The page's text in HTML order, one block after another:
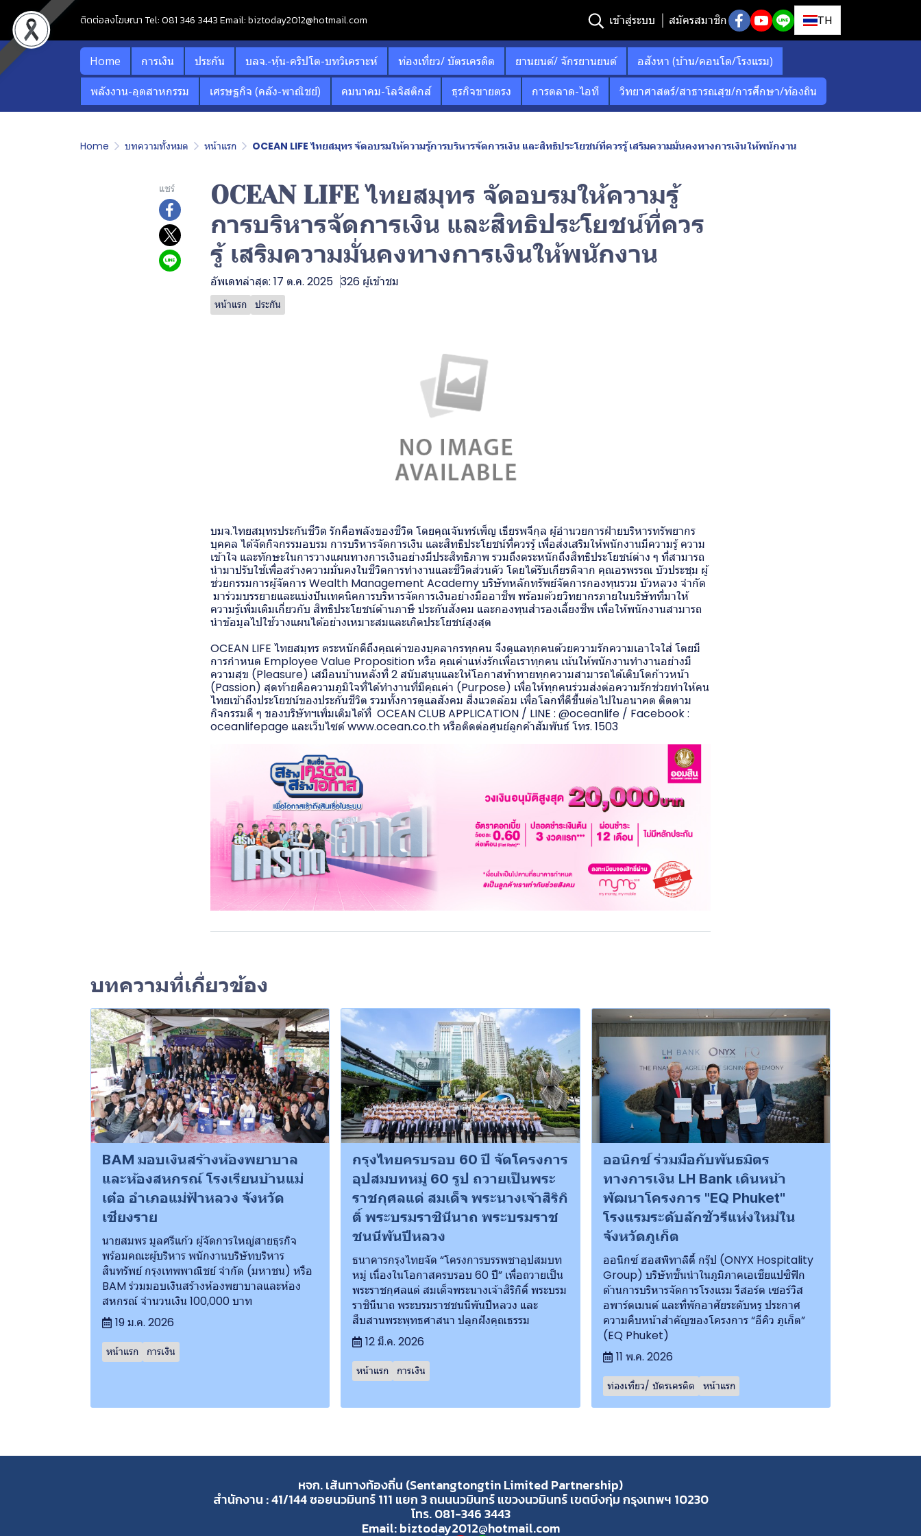
ติดต่อลงโฆษณา Tel: 081 346 3443 Email: biztoday2012@hotmail.com เข้าสู่ระบบ สมัครสมาชิก TH
Home การเงิน ประกัน บลจ.-หุ้น-คริปโต-บทวิเคราะห์ ท่องเที่ยว/ บัตรเครดิต ยานยนต์/ จักรยานยนต์
อสังหา (บ้าน/คอนโด/โรงแรม)
พลังงาน-อุตสาหกรรม
เศรษฐกิจ (คลัง-พาณิชย์) คมนาคม-โลจิสติกส์ ธุรกิจขายตรง การตลาด-ไอที วิทยาศาสตร์/สาธารณสุข/การศึกษา/ท้องถิน
Home บทความทั้งหมด หน้าแรก OCEAN LIFE ไทยสมุทร จัดอบรมให้ความรู้การบริหารจัดการเงิน และสิทธิประโยชน์ที่ควรรู้ เสริมความมั่นคงทางการเงินให้พนักงาน
แชร์
OCEAN LIFE ไทยสมุทร จัดอบรมให้ความรู้
การบริหารจัดการเงิน และสิทธิประโยชน์ที่ควร
รู้ เสริมความมั่นคงทางการเงินให้พนักงาน
อัพเดทล่าสุด: 17 ต.ค. 2025 326 ผู้เข้าชม
หน้าแรก ประกัน
บมจ.ไทยสมุทรประกันชีวิต รักคือพลังของชีวิต โดยคุณจันทร์เพ็ญ เธียรพจีกุล ผู้อำนวยการฝ่ายบริหารทรัพยากร
บุคคล ได้จัดกิจกรรมอบรม การบริหารจัดการเงิน และสิทธิประโยชน์ที่ควรรู้ เพื่อส่งเสริมให้พนักงานมีความรู้ ความ
เข้าใจ และทักษะในการวางแผนทางการเงินอย่างมีประสิทธิภาพ รวมถึงตระหนักถึงสิทธิประโยชน์ต่าง ๆ ที่สามารถ
นำมาปรับใช้เพื่อสร้างความมั่นคงในชีวิตการทำงานและชีวิตส่วนตัว โดยได้รับเกียรติจาก คุณอรพรรณ บัวประชุม ผู้
ช่วยกรรมการผู้จัดการ Wealth Management Academy บริษัทหลักทรัพย์จัดการกองทุนรวม บัวหลวง จำกัด
มาร่วมบรรยายและแบ่งปันเทคนิคการบริหารจัดการเงินอย่างมืออาชีพ พร้อมด้วยวิทยากรภายในบริษัทที่มาให้
ความรู้เพิ่มเติมเกี่ยวกับ สิทธิประโยชน์ด้านภาษี ประกันสังคม และกองทุนสำรองเลี้ยงชีพ เพื่อให้พนักงานสามารถ
นำข้อมูลไปใช้วางแผนได้อย่างเหมาะสมและเกิดประโยชน์สูงสุด
OCEAN LIFE ไทยสมุทร ตระหนักดีถึงคุณค่าของบุคลากรทุกคน จึงดูแลทุกคนด้วยความรักความเอาใจใส่ โดยมี
การกำหนด Employee Value Proposition หรือ คุณค่าแห่งรักเพื่อเราทุกคน เน้นให้พนักงานทำงานอย่างมี
ความสุข (Pleasure) เสมือนบ้านหลังที่ 2 สนับสนุนและให้โอกาสท้าทายทุกความสามารถได้เติบโตก้าวหน้า
(Passion) สุดท้ายคือความภูมิใจที่ได้ทำงานที่มีคุณค่า (Purpose) เพื่อให้ทุกคนร่วมส่งต่อความรักช่วยทำให้คน
ไทยเข้าถึงประโยชน์ของประกันชีวิต รวมทั้งการดูแลสังคม สิ่งแวดล้อม เพื่อโลกที่ดีขึ้นต่อไปในอนาคต ติดตาม
กิจกรรมดี ๆ ของบริษัทฯเพิ่มเติมได้ที่ OCEAN CLUB APPLICATION / LINE : @oceanlife / Facebook :
oceanlifepage และเว็บไซต์ www.ocean.co.th หรือติดต่อศูนย์ลูกค้าสัมพันธ์ โทร. 1503
บทความที่เกี่ยวข้อง
BAM มอบเงินสร้างห้องพยาบาล
และห้องสหกรณ์ โรงเรียนบ้านแม่
เต๋อ อำเภอแม่ฟ้าหลวง จังหวัด
เชียงราย
นายสมพร มูลศรีแก้ว ผู้จัดการใหญ่สายธุรกิจ
พร้อมคณะผู้บริหาร พนักงานบริษัทบริหาร
สินทรัพย์ กรุงเทพพาณิชย์ จำกัด (มหาชน) หรือ
BAM ร่วมมอบเงินสร้างห้องพยาบาลและห้อง
สหกรณ์ จำนวนเงิน 100,000 บาท
19 ม.ค. 2026
หน้าแรก การเงิน
กรุงไทยครบรอบ 60 ปี จัดโครงการ
อุปสมบทหมู่ 60 รูป ถวายเป็นพระ
ราชกุศลแด่ สมเด็จ พระนางเจ้าสิริกิ
ติ์ พระบรมราชินีนาถ พระบรมราช
ชนนีพันปีหลวง
ธนาคารกรุงไทยจัด “โครงการบรรพชาอุปสมบท
หมู่ เนื่องในโอกาสครบรอบ 60 ปี” เพื่อถวายเป็น
พระราชกุศลแด่ สมเด็จพระนางเจ้าสิริกิติ์ พระบรม
ราชินีนาถ พระบรมราชชนนีพันปีหลวง และ
สืบสานพระพุทธศาสนา ปลูกฝังคุณธรรม
12 มี.ค. 2026
หน้าแรก การเงิน
ออนิกซ์ ร่วมมือกับพันธมิตร
ทางการเงิน LH Bank เดินหน้า
พัฒนาโครงการ "EQ Phuket"
โรงแรมระดับลักชัวรีแห่งใหม่ใน
จังหวัดภูเก็ต
ออนิกซ์ ฮอสพิทาลิตี้ กรุ๊ป (ONYX Hospitality
Group) บริษัทชั้นนำในภูมิภาคเอเชียแปซิฟิก
ด้านการบริหารจัดการโรงแรม รีสอร์ต เซอร์วิส
อพาร์ตเมนต์ และที่พักอาศัยระดับหรู ประกาศ
ความคืบหน้าสำคัญของโครงการ “อีคิว ภูเก็ต”
(EQ Phuket)
11 พ.ค. 2026
ท่องเที่ยว/ บัตรเครดิต หน้าแรก
หจก. เส้นทางท้องถิ่น (Sentangtongtin Limited Partnership)
สำนักงาน : 41/144 ซอยนวมินทร์ 111 แยก 3 ถนนนวมินทร์ แขวงนวมินทร์ เขตบึงกุ่ม กรุงเทพฯ 10230
โทร. 081-346 3443
Email: biztoday2012@hotmail.com